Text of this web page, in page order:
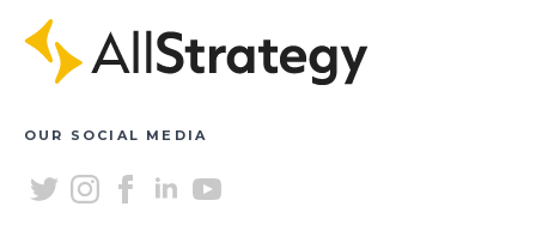
OUR SOCIAL MEDIA